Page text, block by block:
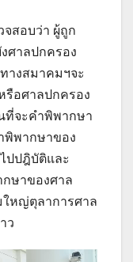
จสอบว่า ผู้ถูก
ศาลปกครอง
างสมาคมฯจะ
อศาลปกครอง
ที่จะคำพิพากษา
พิพากษาของ
ปปฎิบัติและ
กษาของศาล
ใหญ่ตุลาการศาล
ว